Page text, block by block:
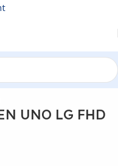
UNO LG FHD